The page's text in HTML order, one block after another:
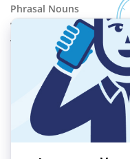
Phrasal Nouns
Words in Action
Vocabulary Development